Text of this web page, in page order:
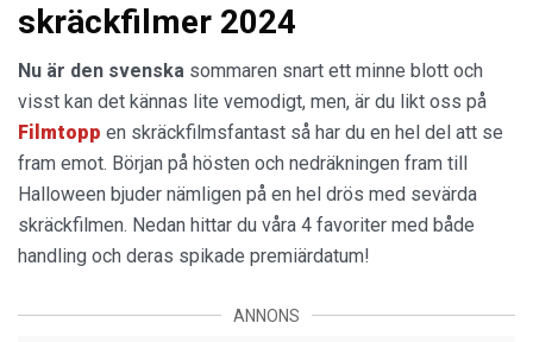
skräckfilmer 2024
Nu är den svenska sommaren snart ett minne blott och
visst kan det kännas lite vemodigt, men, är du likt oss på
Filmtopp en skräckfilmsfantast så har du en hel del att se
fram emot. Början på hösten och nedräkningen fram till
Halloween bjuder nämligen på en hel drös med sevärda
skräckfilmen. Nedan hittar du våra 4 favoriter med både
handling och deras spikade premiärdatum!
ANNONS